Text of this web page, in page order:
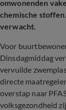
omwonenden
chemische
verwacht.
Voor
Dinsdagmiddag
vervuilde
directe
overstap naar
volksgezondheid